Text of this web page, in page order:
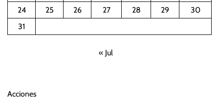
24
25 26 27 28 29
30
31
« Jul
Acciones